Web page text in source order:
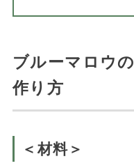
ブルーマロウ
作り方
＜材料＞